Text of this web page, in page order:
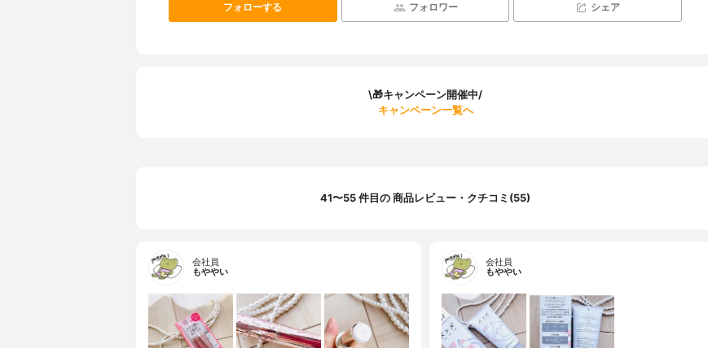
フォローする フォロワー シェア
\🎁キャンペーン開催中/
キャンペーン一覧へ
41〜55 件目の 商品レビュー・クチコミ(55)
会社員
もややい
会社員
もややい